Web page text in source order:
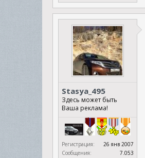
Stasya_495
Здесь может быть
Ваша реклама!
Регистрация:
26 янв 2007
Сообщения:
7.053